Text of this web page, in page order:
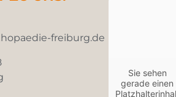
freiburg.de
Sie sehen
gerade einen